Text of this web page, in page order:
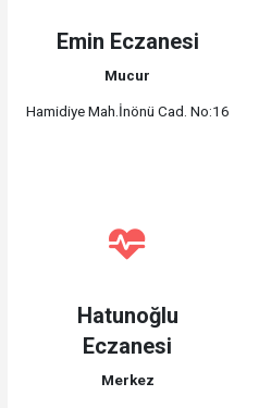
Emin Eczanesi
Mucur
Hamidiye Mah.İnönü Cad. No:16
Hatunoğlu
Eczanesi
Merkez